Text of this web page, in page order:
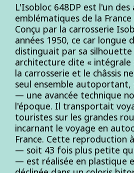
L'Isobloc 648DP est l'un
emblématiques de la
Conçu par la carrosserie
années 1950, ce car longue
distinguait par sa
architecture dite « intégrale
la carrosserie et le châssis
seul ensemble autoportant,
— une avancée technique
l'époque. Il transportait
touristes sur les grandes
incarnant le voyage en
France. Cette reproduction
— soit 43 fois plus petite
— est réalisée en plastique